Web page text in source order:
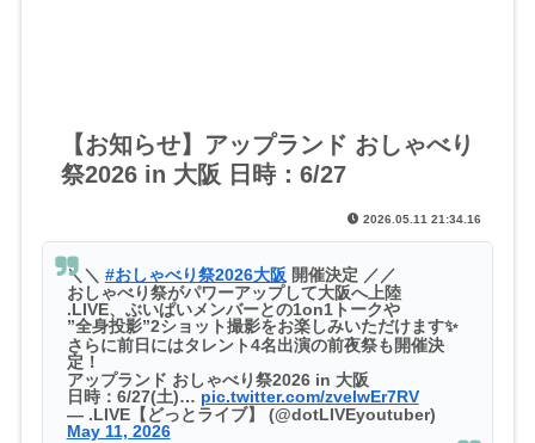
【お知らせ】アップランド おしゃべり
祭2026 in 大阪 日時：6/27
2026.05.11 21:34.16
＼＼ #おしゃべり祭2026大阪 開催決定 ／／
おしゃべり祭がパワーアップして大阪へ上陸
.LIVE、ぶいぱいメンバーとの1on1トークや
”全身投影”2ショット撮影をお楽しみいただけます✨
さらに前日にはタレント4名出演の前夜祭も開催決
定！
アップランド おしゃべり祭2026 in 大阪
日時：6/27(土)… pic.twitter.com/zvelwEr7RV
— .LIVE【どっとライブ】 (@dotLIVEyoutuber)
May 11, 2026